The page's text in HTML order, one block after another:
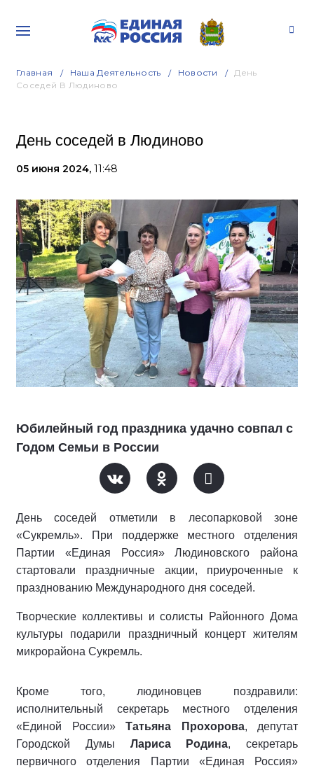
Главная Наша Деятельность Новости
День
Соседей В Людиново
День соседей в Людиново
05 июня 2024, 11:48
Юбилейный год праздника удачно совпал с
Годом Семьи в России
День соседей отметили в лесопарковой зоне
«Сукремль». При поддержке местного отделения
Партии «Единая Россия» Людиновского района
стартовали праздничные акции, приуроченные к
празднованию Международного дня соседей.
Творческие коллективы и солисты Районного Дома
культуры подарили праздничный концерт жителям
микрорайона Сукремль.
Кроме того, людиновцев поздравили:
исполнительный секретарь местного отделения
«Единой России» Татьяна Прохорова, депутат
Городской Думы Лариса Родина, секретарь
первичного отделения Партии «Единая Россия»